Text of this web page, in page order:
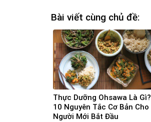
Bài viết cùng chủ đề:
Thực Dưỡng Ohsawa Là Gì?
10 Nguyên Tắc Cơ Bản Cho
Người Mới Bắt Đầu